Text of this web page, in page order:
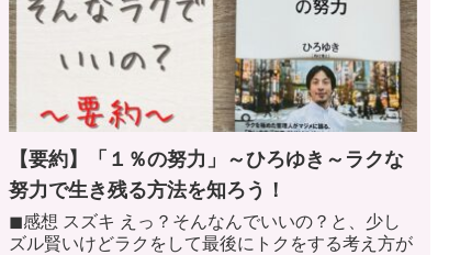
【要約】「１％の努力」～ひろゆき～ラクな
努力で生き残る方法を知ろう！
◼︎感想 スズキ えっ？そんなんでいいの？と、少し
ズル賢いけどラクをして最後にトクをする考え方が